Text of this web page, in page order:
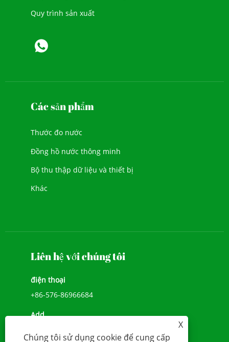
Quy trình sản xuất
Các sản phẩm
Thước đo nước
Đồng hồ nước thông minh
Bộ thu thập dữ liệu và thiết bị
Khác
Liên hệ với chúng tôi
điện thoại
+86-576-86966684
Add
SỐ 1039, ĐẠI LỘ JIULONG, ĐƯỜNG CHENGXI,X
Chúng tôi sử dụng cookie để cung cấp